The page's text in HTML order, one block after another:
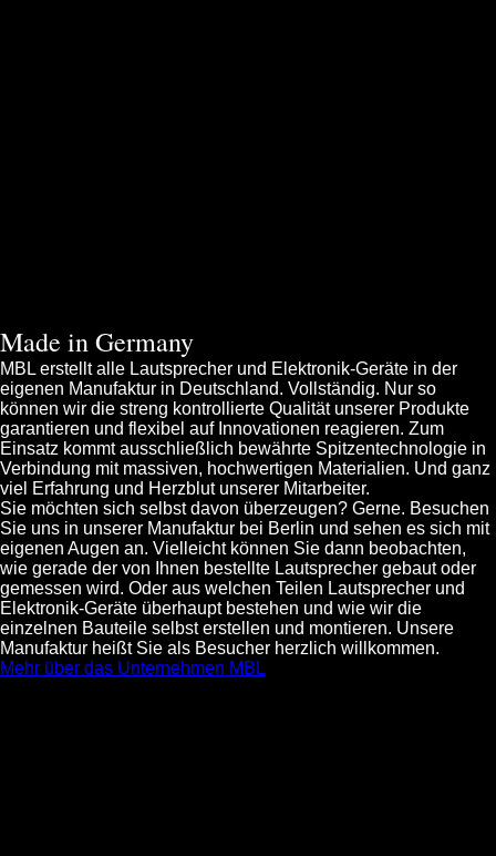
Made in Germany
MBL erstellt alle Lautsprecher und Elektronik-Geräte in der
eigenen Manufaktur in Deutschland. Vollständig. Nur so
können wir die streng kontrollierte Qualität unserer Produkte
garantieren und flexibel auf Innovationen reagieren. Zum
Einsatz kommt ausschließlich bewährte Spitzentechnologie in
Verbindung mit massiven, hochwertigen Materialien. Und ganz
viel Erfahrung und Herzblut unserer Mitarbeiter.
Sie möchten sich selbst davon überzeugen? Gerne. Besuchen
Sie uns in unserer Manufaktur bei Berlin und sehen es sich mit
eigenen Augen an. Vielleicht können Sie dann beobachten,
wie gerade der von Ihnen bestellte Lautsprecher gebaut oder
gemessen wird. Oder aus welchen Teilen Lautsprecher und
Elektronik-Geräte überhaupt bestehen und wie wir die
einzelnen Bauteile selbst erstellen und montieren. Unsere
Manufaktur heißt Sie als Besucher herzlich willkommen.
Mehr über das Unternehmen MBL